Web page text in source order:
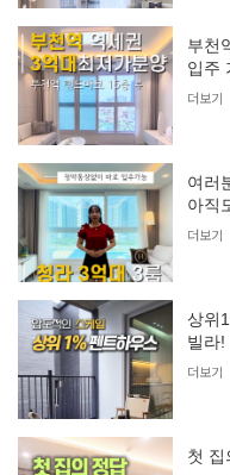
부천
입주
더보기
여러
아직
더보기
상위
빌라!
더보기
첫 집